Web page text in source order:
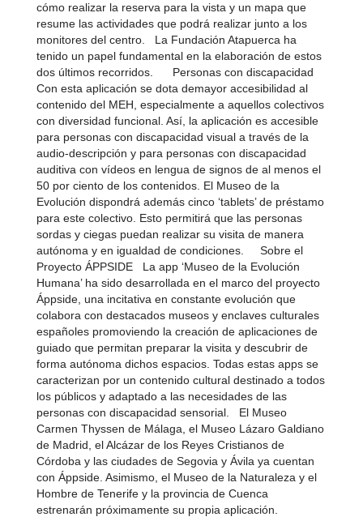
cómo realizar la reserva para la vista y un mapa que
resume las actividades que podrá realizar junto a los
monitores del centro. La Fundación Atapuerca ha
tenido un papel fundamental en la elaboración de estos
dos últimos recorridos. Personas con discapacidad
Con esta aplicación se dota demayor accesibilidad al
contenido del MEH, especialmente a aquellos colectivos
con diversidad funcional. Así, la aplicación es accesible
para personas con discapacidad visual a través de la
audio-descripción y para personas con discapacidad
auditiva con vídeos en lengua de signos de al menos el
50 por ciento de los contenidos. El Museo de la
Evolución dispondrá además cinco ‘tablets’ de préstamo
para este colectivo. Esto permitirá que las personas
sordas y ciegas puedan realizar su visita de manera
autónoma y en igualdad de condiciones. Sobre el
Proyecto ÁPPSIDE La app ‘Museo de la Evolución
Humana’ ha sido desarrollada en el marco del proyecto
Áppside, una incitativa en constante evolución que
colabora con destacados museos y enclaves culturales
españoles promoviendo la creación de aplicaciones de
guiado que permitan preparar la visita y descubrir de
forma autónoma dichos espacios. Todas estas apps se
caracterizan por un contenido cultural destinado a todos
los públicos y adaptado a las necesidades de las
personas con discapacidad sensorial. El Museo
Carmen Thyssen de Málaga, el Museo Lázaro Galdiano
de Madrid, el Alcázar de los Reyes Cristianos de
Córdoba y las ciudades de Segovia y Ávila ya cuentan
con Áppside. Asimismo, el Museo de la Naturaleza y el
Hombre de Tenerife y la provincia de Cuenca
estrenarán próximamente su propia aplicación.